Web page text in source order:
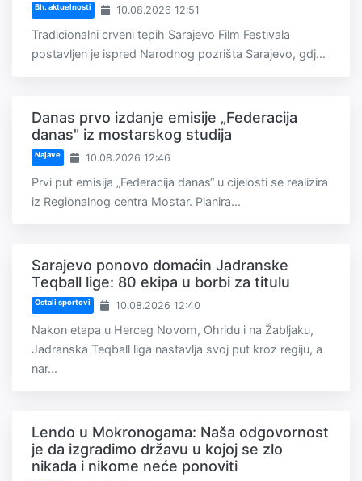
Bh. aktuelnosti 10.08.2026 12:51
Tradicionalni crveni tepih Sarajevo Film Festivala
postavljen je ispred Narodnog pozrišta Sarajevo, gdj...
Danas prvo izdanje emisije „Federacija
danas" iz mostarskog studija
Najave 10.08.2026 12:46
Prvi put emisija „Federacija danas“ u cijelosti se realizira
iz Regionalnog centra Mostar. Planira...
Sarajevo ponovo domaćin Jadranske
Teqball lige: 80 ekipa u borbi za titulu
Ostali sportovi 10.08.2026 12:40
Nakon etapa u Herceg Novom, Ohridu i na Žabljaku,
Jadranska Teqball liga nastavlja svoj put kroz regiju, a
nar...
Lendo u Mokronogama: Naša odgovornost
je da izgradimo državu u kojoj se zlo
nikada i nikome neće ponoviti